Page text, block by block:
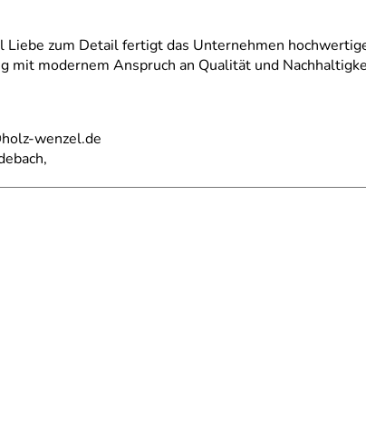
zum Detail fertigt das Unternehmen
mit modernem Anspruch an Qualität und
wenzel.de